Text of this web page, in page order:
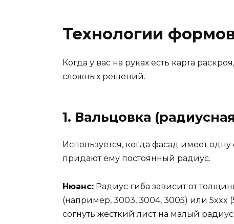
Технологии
Когда у вас на руках есть карта
сложных решений.
1. Вальцовка
Используется, когда фасад имеет
придают ему постоянный радиус.
Нюанс: Радиус гиба зависит от
(например, 3003, 3004, 3005) или 5xxx
согнуть жесткий лист на малый